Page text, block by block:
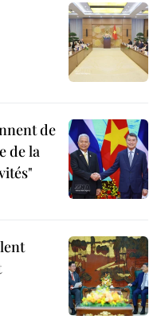
de
de la